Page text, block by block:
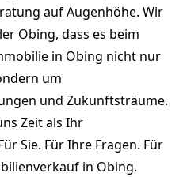
auf Augenhöhe. Wir
Obing, dass es beim
in Obing nicht nur
um
und Zukunftsträume.
Zeit als Ihr
Sie. Für Ihre Fragen. Für
in Obing.